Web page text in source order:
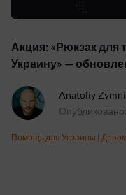
Акция: «Рюкзак для
Украину» —
Anatoliy
Помощь для Украины |